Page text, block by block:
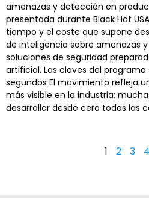
amenazas y detección en
presentada durante Black Hat
tiempo y el coste que supone
de inteligencia sobre amenazas
soluciones de seguridad
artificial. Las claves del programa
segundos El movimiento refleja
más visible en la industria:
desarrollar desde cero todas las
1 2 3 4